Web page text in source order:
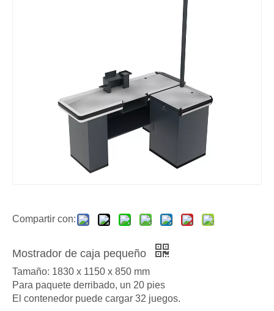
Compartir con:
Mostrador de caja pequeño
Tamaño: 1830 x 1150 x 850 mm
Para paquete derribado, un 20 pies
El contenedor puede cargar 32 juegos.